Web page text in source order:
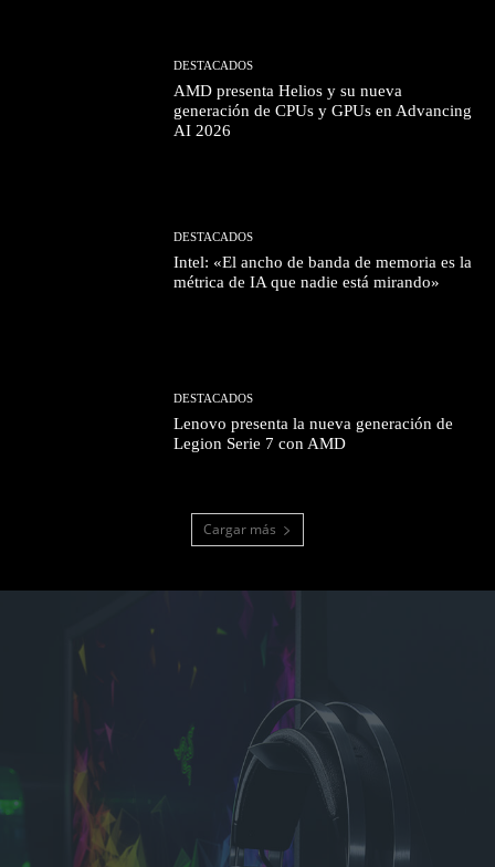
DESTACADOS
AMD presenta Helios y su nueva
generación de CPUs y GPUs en Advancing
AI 2026
DESTACADOS
Intel: «El ancho de banda de memoria es la
métrica de IA que nadie está mirando»
DESTACADOS
Lenovo presenta la nueva generación de
Legion Serie 7 con AMD
Cargar más